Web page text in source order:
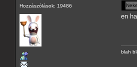
Hozzászólások: 19486
en
blah